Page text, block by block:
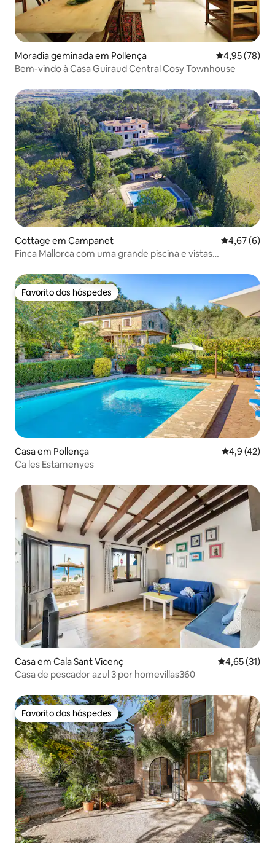
Moradia geminada em Pollença Classificação
4,95 (78)
Bem-vindo à Casa Guiraud Central Cosy Townhouse
Cottage em Campanet
4,67 (6)
Finca Mallorca com uma grande piscina e vistas
Favorito dos hóspedes
Favorito dos hóspedes
Casa em Pollença
4,9 (42)
Ca les Estamenyes
Casa em Cala Sant Vicenç Classificação
4,65 (31)
Casa de pescador azul 3 por homevillas360
Favorito dos hóspedes
Favorito dos hóspedes